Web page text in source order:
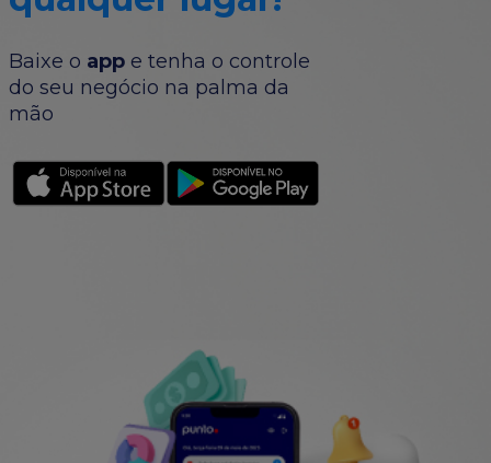
Baixe o appe tenha o controle
do seu negócio na palma da
mão